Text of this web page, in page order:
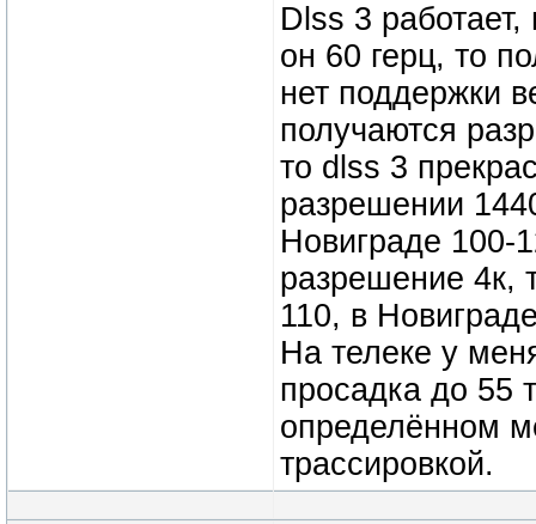
Dlss 3
он 60 герц, то
нет поддержки
получаются
то dlss 3
разрешении
Новиграде 100-
разрешение 4к,
110, в
На телеке у
просадка до 55
определённом
трассировкой.